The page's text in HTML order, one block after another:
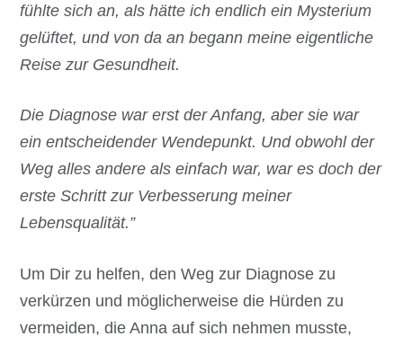
fühlte sich an, als hätte ich endlich ein Mysterium
gelüftet, und von da an begann meine eigentliche
Reise zur Gesundheit.
Die Diagnose war erst der Anfang, aber sie war
ein entscheidender Wendepunkt. Und obwohl der
Weg alles andere als einfach war, war es doch der
erste Schritt zur Verbesserung meiner
Lebensqualität.”
Um Dir zu helfen, den Weg zur Diagnose zu
verkürzen und möglicherweise die Hürden zu
vermeiden, die Anna auf sich nehmen musste,